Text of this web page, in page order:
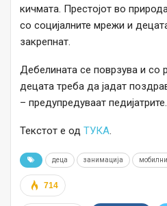
кичмата. Престојот во
со социјалните мрежи и
закрепнат.
Дебелината се поврзува и со
децата треба да јадат
– предупредуваат педијатрите.
Текстот е од ТУКА.
деца занимација
714